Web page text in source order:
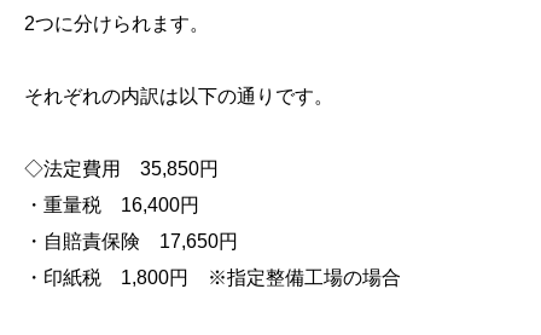
2つに分けられます。
それぞれの内訳は以下の通りです。
◇法定費用 35,850円
・重量税 16,400円
・自賠責保険 17,650円
・印紙税 1,800円 ※指定整備工場の場合